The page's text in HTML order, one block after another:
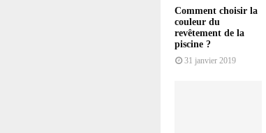
Comment choisir la
couleur du
revêtement de la
piscine ?
31 janvier 2019